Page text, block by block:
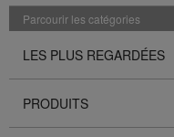
Parcourir les catégories
LES PLUS REGARDÉES
PRODUITS